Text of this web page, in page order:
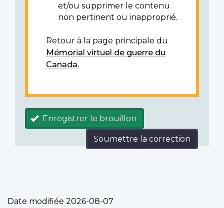
et/ou supprimer le contenu
non pertinent ou inapproprié.
Retour à la page principale du
Mémorial virtuel de guerre du
Canada.
Enregistrer le brouillon
Soumettre la correction
Date modifiée 2026-08-07